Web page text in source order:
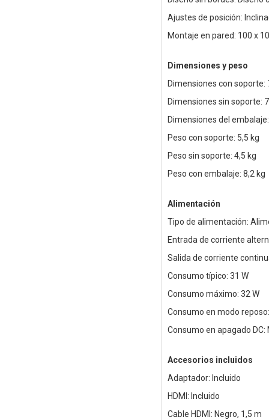
Ajustes de posición:
Montaje en pared: 100 x
Dimensiones y peso
Dimensiones con soporte:
Dimensiones sin soporte:
Dimensiones del
Peso con soporte: 5,5 kg
Peso sin soporte: 4,5 kg
Peso con embalaje: 8,2 kg
Alimentación
Tipo de alimentación:
Entrada de corriente
Salida de corriente
Consumo típico: 31 W
Consumo máximo: 32 W
Consumo en modo
Consumo en apagado DC:
Accesorios incluidos
Adaptador: Incluido
HDMI: Incluido
Cable HDMI: Negro, 1,5 m